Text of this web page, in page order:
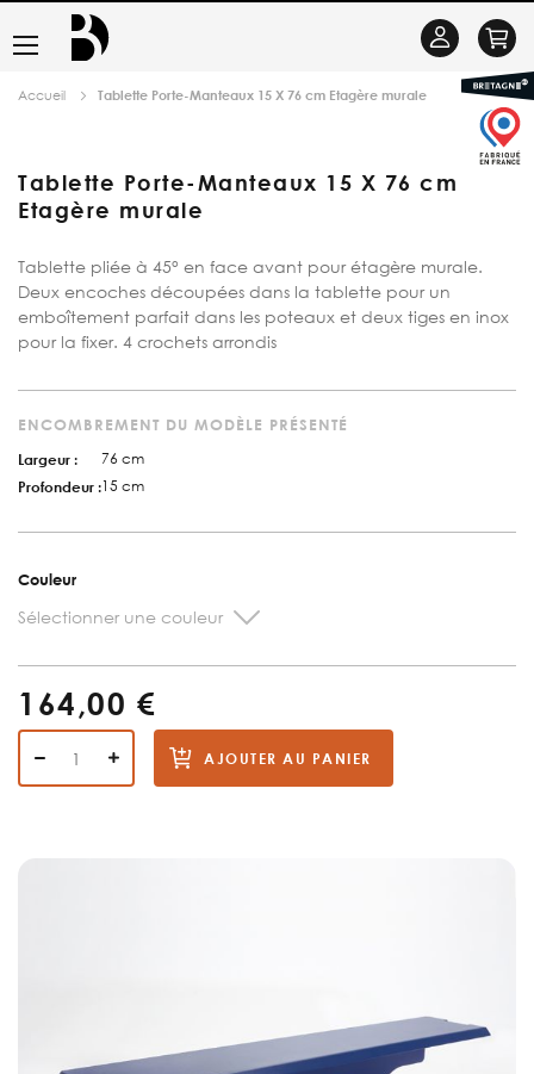
Basculer
navigation
connecter
Accueil Tablette Porte-Manteaux 15 X 76 cm Etagère murale
Tablette Porte-Manteaux 15 X 76 cm
Etagère murale
Tablette pliée à 45° en face avant pour étagère murale.
Deux encoches découpées dans la tablette pour un
emboîtement parfait dans les poteaux et deux tiges en inox
pour la fixer. 4 crochets arrondis
ENCOMBREMENT DU MODÈLE PRÉSENTÉ
Largeur :
76 cm
Profondeur :15 cm
Couleur
Sélectionner une couleur
164,00 €
AJOUTER AU PANIER